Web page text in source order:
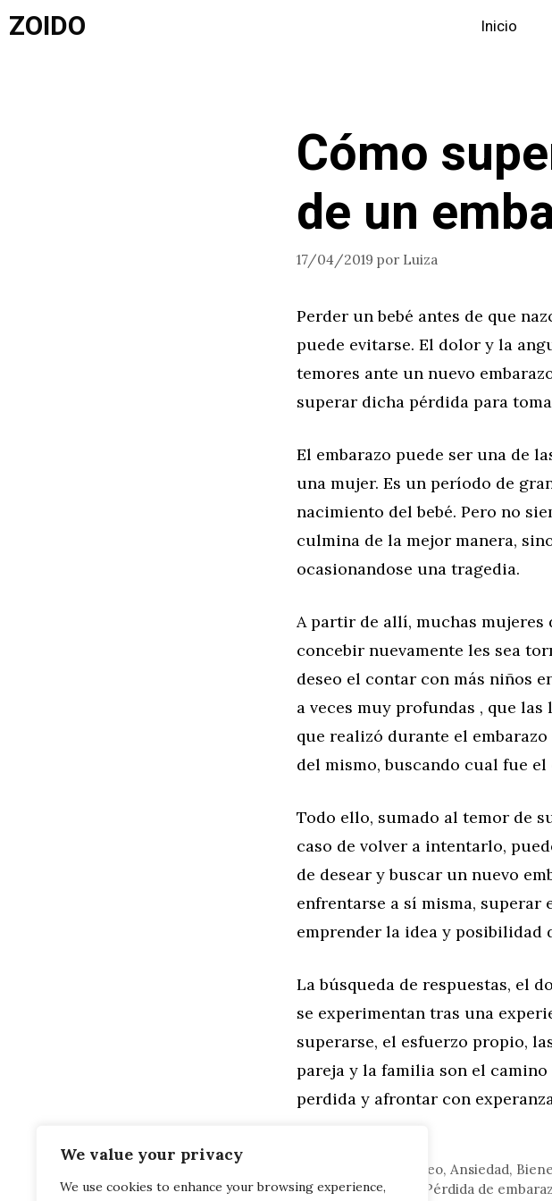
We value your privacy
We use cookies to enhance your browsing experience,
Saltar
alZOIDO Inicio
Cómo
de un
17/04/2019 por Luiza
Perder un bebé antes de que
puede evitarse. El dolor y la
temores ante un nuevo
superar dicha pérdida para
El embarazo puede ser una de
una mujer. Es un período de
nacimiento del bebé. Pero no
culmina de la mejor manera,
ocasionandose una tragedia.
A partir de allí, muchas mujeres
concebir nuevamente les sea
deseo el contar con más niños
a veces muy profundas , que
que realizó durante el
del mismo, buscando cual fue
Todo ello, sumado al temor de
caso de volver a intentarlo,
de desear y buscar un nuevo
enfrentarse a sí misma, superar
emprender la idea y posibilidad
La búsqueda de respuestas, el
se experimentan tras una
superarse, el esfuerzo propio,
pareja y la familia son el
perdida y afrontar con
Aborto espontáneo,Ansiedad,
Maternidad,Mujer Pérdida de